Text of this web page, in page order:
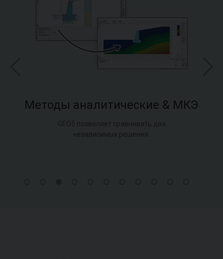
Методы аналитические & МКЭ
GEO5 позволяет сравнивать два
независимых решения.